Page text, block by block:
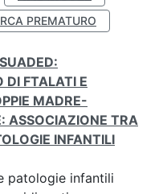
PREMATURO
DI FTALATI E
MADRE-
ASSOCIAZIONE TRA
INFANTILI
patologie infantili